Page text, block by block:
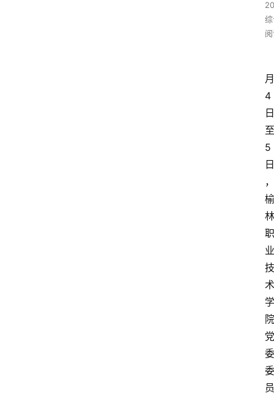
月
4
日
至
5
日
，
榆
林
职
业
技
术
学
院
党
委
委
员